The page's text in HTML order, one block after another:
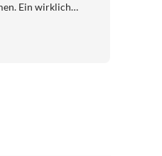
Ein wirklich